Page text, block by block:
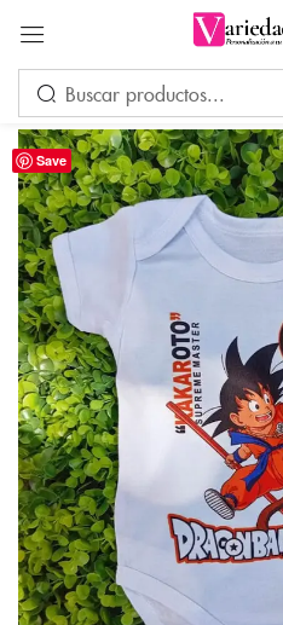
Save
Por favor, introduce una
1 + 17 =
Recuérdame
INICIAR
CREAR